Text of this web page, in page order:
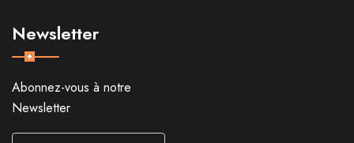
Newsletter
Abonnez-vous à notre
Newsletter